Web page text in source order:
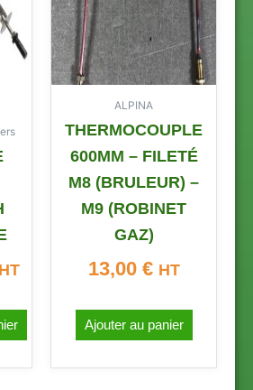
HT
ALPINA
THERMOCOUPLE
600MM – FILETÉ
M8 (BRULEUR) –
M9 (ROBINET
GAZ)
13,00 € HT
Ajouter au panier